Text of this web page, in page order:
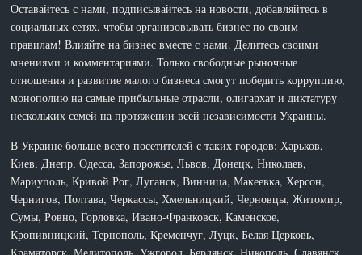
Оставайтесь с нами, подписывайтесь на новости, добавляйтесь в
социальных сетях, чтобы организовывать бизнес по своим
правилам! Влияйте на бизнес вместе с нами. Делитесь своими
мнениями и комментариями. Только свободные рыночные
отношения и развитие малого бизнеса смогут победить коррупцию,
монополию на самые прибыльные отрасли, олигархат и диктатуру
нескольких семей на протяжении всей независимости Украины.
В Украине больше всего посетителей с таких городов: Харьков,
Киев, Днепр, Одесса, Запорожье, Львов, Донецк, Николаев,
Мариуполь, Кривой Рог, Луганск, Винница, Макеевка, Херсон,
Чернигов, Полтава, Черкассы, Хмельницкий, Черновцы, Житомир,
Сумы, Ровно, Горловка, Ивано-Франковск, Каменское,
Кропивницкий, Тернополь, Кременчуг, Луцк, Белая Церковь,